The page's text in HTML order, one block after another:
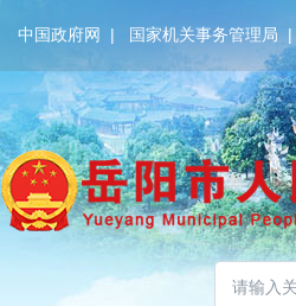
中国政府网 | 国家机关事务管理局
无